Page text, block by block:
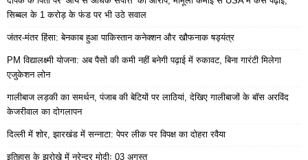
सिब्बल के 1 करोड़ के फंड पर भी उठे सवाल
जंतर-मंतर हिंसा: बेनकाब हुआ पाकिस्तान कनेक्शन और खौफनाक षड्यंत्र
PM विद्यालक्ष्मी योजना: अब पैसों की कमी नहीं बनेगी पढ़ाई में रुकावट, बिना गारंटी मिलेगा
एजुकेशन लोन
गालीबाज लड़की का समर्थन, पंजाब की बेटियों पर लाठियां, देखिए गालीबाजों के बॉस अरविंद
केजरीवाल का दोगलापन
दिल्ली में शोर, झारखंड में सन्नाटा: पेपर लीक पर विपक्ष का दोहरा रवैया
इतिहास के झरोखे में नरेन्द्र मोदीः 03 अगस्त